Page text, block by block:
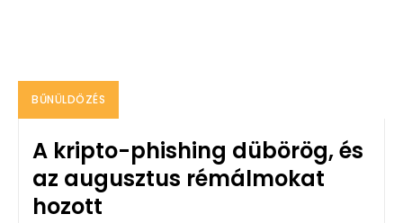
BŰNÜLDÖZÉS
A kripto-phishing dübörög, és
az augusztus rémálmokat
hozott